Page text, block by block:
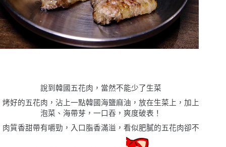
說到韓國五花肉，當然不能少了生菜
烤好的五花肉，沾上一點韓國海鹽麻油，放在生菜上，加上
泡菜、海帶芽，一口吞，爽度破表！
肉質香甜帶有嚼勁，入口脂香滿溢，看似肥膩的五花肉卻不